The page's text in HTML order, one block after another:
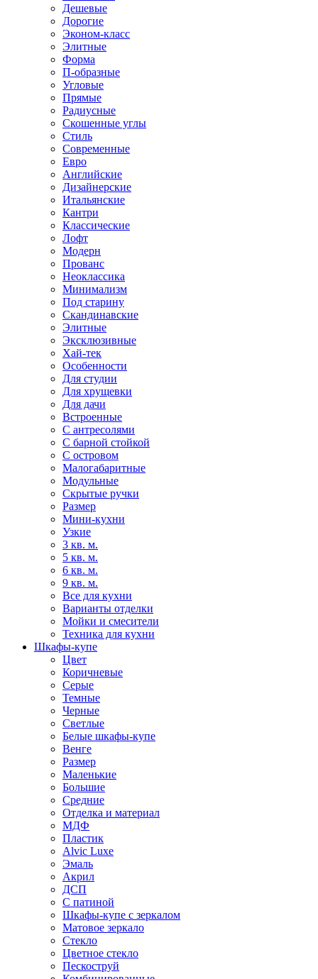
Дешевые
Дорогие
Эконом-класс
Элитные
Форма
П-образные
Угловые
Прямые
Радиусные
Скошенные углы
Стиль
Современные
Евро
Английские
Дизайнерские
Итальянские
Кантри
Классические
Лофт
Модерн
Прованс
Неоклассика
Минимализм
Под старину
Скандинавские
Элитные
Эксклюзивные
Хай-тек
Особенности
Для студии
Для хрущевки
Для дачи
Встроенные
С антресолями
С барной стойкой
С островом
Малогабаритные
Модульные
Скрытые ручки
Размер
Мини-кухни
Узкие
3 кв. м.
5 кв. м.
6 кв. м.
9 кв. м.
Все для кухни
Варианты отделки
Мойки и смесители
Техника для кухни
Шкафы-купе
Цвет
Коричневые
Серые
Темные
Черные
Светлые
Белые шкафы-купе
Венге
Размер
Маленькие
Большие
Средние
Отделка и материал
МДФ
Пластик
Alvic Luxe
Эмаль
Акрил
ДСП
С патиной
Шкафы-купе с зеркалом
Матовое зеркало
Стекло
Цветное стекло
Пескоструй